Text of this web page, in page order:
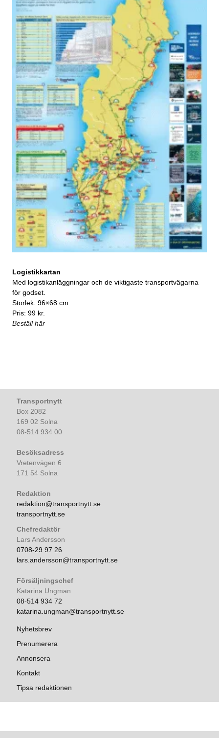
Logistikkartan
Med logistikanläggningar och de viktigaste transportvägarna
för godset.
Storlek: 96×68 cm
Pris: 99 kr.
Beställ här
Transportnytt
Box 2082
169 02 Solna
08-514 934 00
Besöksadress
Vretenvägen 6
171 54 Solna
Redaktion
redaktion@transportnytt.se
transportnytt.se
Chefredaktör
Lars Andersson
0708-29 97 26
lars.andersson@transportnytt.se
Försäljningschef
Katarina Ungman
08-514 934 72
katarina.ungman@transportnytt.se
Nyhetsbrev
Prenumerera
Annonsera
Kontakt
Tipsa redaktionen